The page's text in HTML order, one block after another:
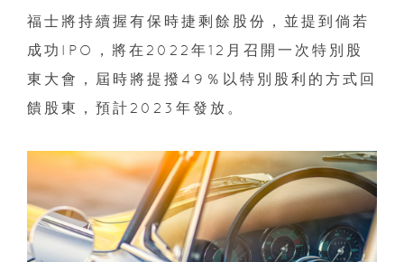
福士將持續握有保時捷剩餘股份，並提到倘若
成功IPO，將在2022年12月召開一次特別股
東大會，屆時將提撥49％以特別股利的方式回
饋股東，預計2023年發放。